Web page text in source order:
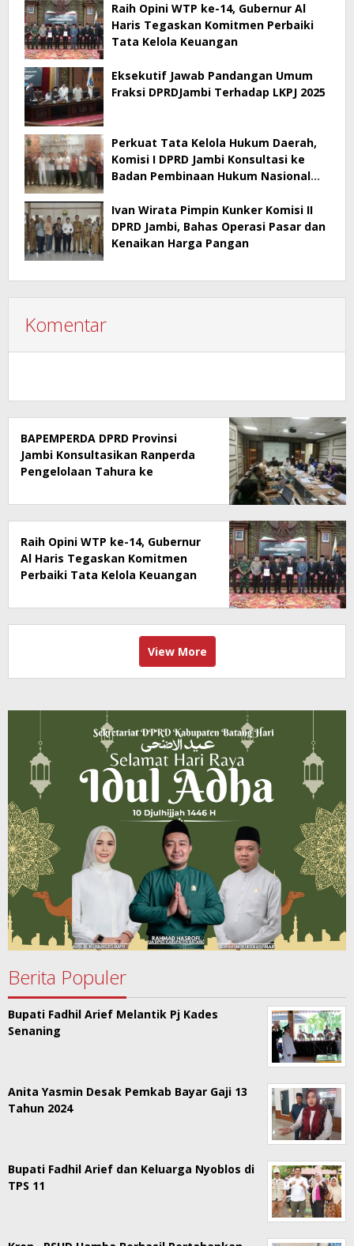
Raih Opini WTP ke-14, Gubernur Al
Haris Tegaskan Komitmen Perbaiki
Tata Kelola Keuangan
Eksekutif Jawab Pandangan Umum
Fraksi DPRDJambi Terhadap LKPJ 2025
Perkuat Tata Kelola Hukum Daerah,
Komisi I DPRD Jambi Konsultasi ke
Badan Pembinaan Hukum Nasional
Ivan Wirata Pimpin Kunker Komisi II
DPRD Jambi, Bahas Operasi Pasar dan
Kenaikan Harga Pangan
Komentar
BAPEMPERDA DPRD Provinsi
Jambi Konsultasikan Ranperda
Pengelolaan Tahura ke
Raih Opini WTP ke-14, Gubernur
Al Haris Tegaskan Komitmen
Perbaiki Tata Kelola Keuangan
View More
Berita Populer
Bupati Fadhil Arief Melantik Pj Kades
Senaning
Anita Yasmin Desak Pemkab Bayar Gaji 13
Tahun 2024
Bupati Fadhil Arief dan Keluarga Nyoblos di
TPS 11